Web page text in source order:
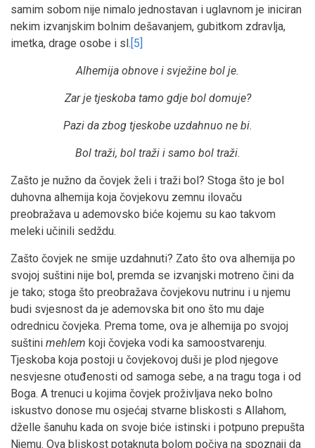
samim sobom nije nimalo jednostavan i uglavnom je iniciran
nekim izvanjskim bolnim dešavanjem, gubitkom zdravlja,
imetka, drage osobe i sl.[5]
Alhemija obnove i svježine bol je.
Zar je tjeskoba tamo gdje bol domuje?
Pazi da zbog tjeskobe uzdahnuo ne bi.
Bol traži, bol traži i samo bol traži.
Zašto je nužno da čovjek želi i traži bol? Stoga što je bol
duhovna alhemija koja čovjekovu zemnu ilovaču
preobražava u ademovsko biće kojemu su kao takvom
meleki učinili sedždu.
Zašto čovjek ne smije uzdahnuti? Zato što ova alhemija po
svojoj suštini nije bol, premda se izvanjski motreno čini da
je tako; stoga što preobražava čovjekovu nutrinu i u njemu
budi svjesnost da je ademovska bit ono što mu daje
odrednicu čovjeka. Prema tome, ova je alhemija po svojoj
suštini mehlem koji čovjeka vodi ka samoostvarenju.
Tjeskoba koja postoji u čovjekovoj duši je plod njegove
nesvjesne otuđenosti od samoga sebe, a na tragu toga i od
Boga. A trenuci u kojima čovjek proživljava neko bolno
iskustvo donose mu osjećaj stvarne bliskosti s Allahom,
dželle šanuhu kada on svoje biće istinski i potpuno prepušta
Njemu. Ova bliskost potaknuta bolom počiva na spoznaji da